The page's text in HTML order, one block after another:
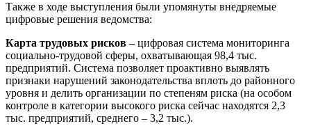
Также в ходе выступления были упомянуты внедряемые
цифровые решения ведомства:
Карта трудовых рисков –цифровая система мониторинга
социально-трудовой сферы, охватывающая 98,4 тыс.
предприятий. Система позволяет проактивно выявлять
признаки нарушений законодательства вплоть до районного
уровня и делить организации по степеням риска (на особом
контроле в категории высокого риска сейчас находятся 2,3
тыс. предприятий, среднего – 3,2 тыс.).